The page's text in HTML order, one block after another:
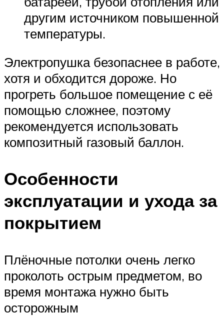
другим источником повышенной
температуры.
Электропушка безопаснее в работе,
хотя и обходится дороже. Но
прогреть большое помещение с её
помощью сложнее, поэтому
рекомендуется использовать
композитный газовый баллон.
Особенности
эксплуатации и ухода за
покрытием
Плёночные потолки очень легко
проколоть острым предметом, во
время монтажа нужно быть
осторожным